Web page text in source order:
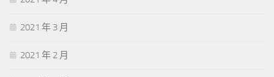
2021 年 3 月
2021 年 2 月